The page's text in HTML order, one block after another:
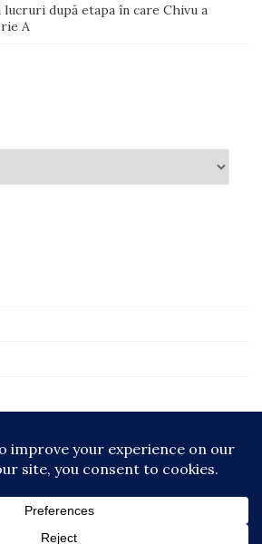
lucruri după etapa în care Chivu a
A
| Toate drepturile rezervate Temă de
Colorlib